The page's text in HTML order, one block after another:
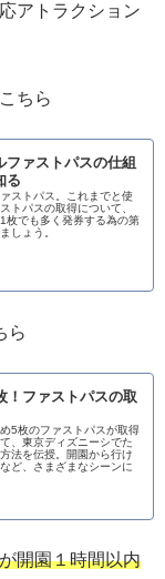
アトラクション
ちら
ァストパスの仕組
る
ストパス。これまでと使
トパスの取得について、
枚でも多く発券する為の第
しょう。
ら
！ファストパスの取
5枚のファストパスが取得
、東京ディズニーシでた
法を伝授。開園から行け
ど、さまざまなシーンに
開園１時間以内